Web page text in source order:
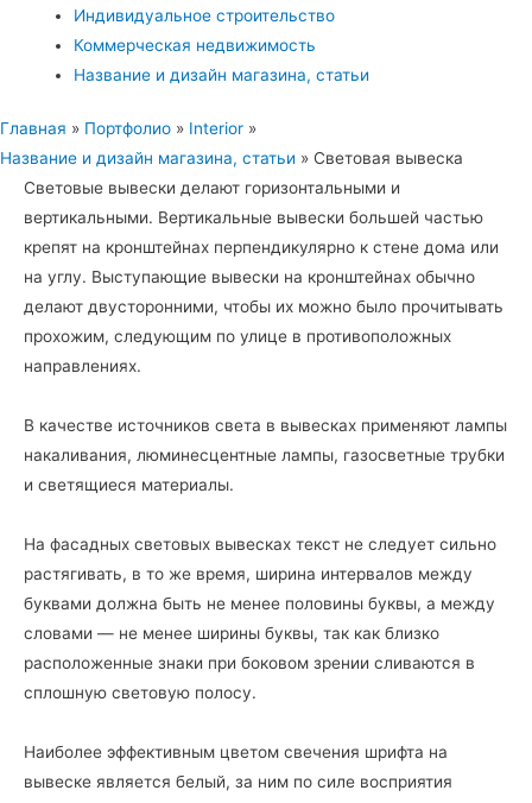
Индивидуальное строительство
Коммерческая недвижимость
Название и дизайн магазина, статьи
Главная Портфолио
Interior
Название и дизайн магазина, статьи
Световая вывеска
Световые вывески делают горизонтальными и
вертикальными. Вертикальные вывески большей частью
крепят на кронштейнах перпендикулярно к стене дома или
на углу. Выступающие вывески на кронштейнах обычно
делают двусторонними, чтобы их можно было прочитывать
прохожим, следующим по улице в противоположных
направлениях.
В качестве источников света в вывесках применяют лампы
накаливания, люминесцентные лампы, газосветные трубки
и светящиеся материалы.
На фасадных световых вывесках текст не следует сильно
растягивать, в то же время, ширина интервалов между
буквами должна быть не менее половины буквы, а между
словами — не менее ширины буквы, так как близко
расположенные знаки при боковом зрении сливаются в
сплошную световую полосу.
Наиболее эффективным цветом свечения шрифта на
вывеске является белый, за ним по силе восприятия